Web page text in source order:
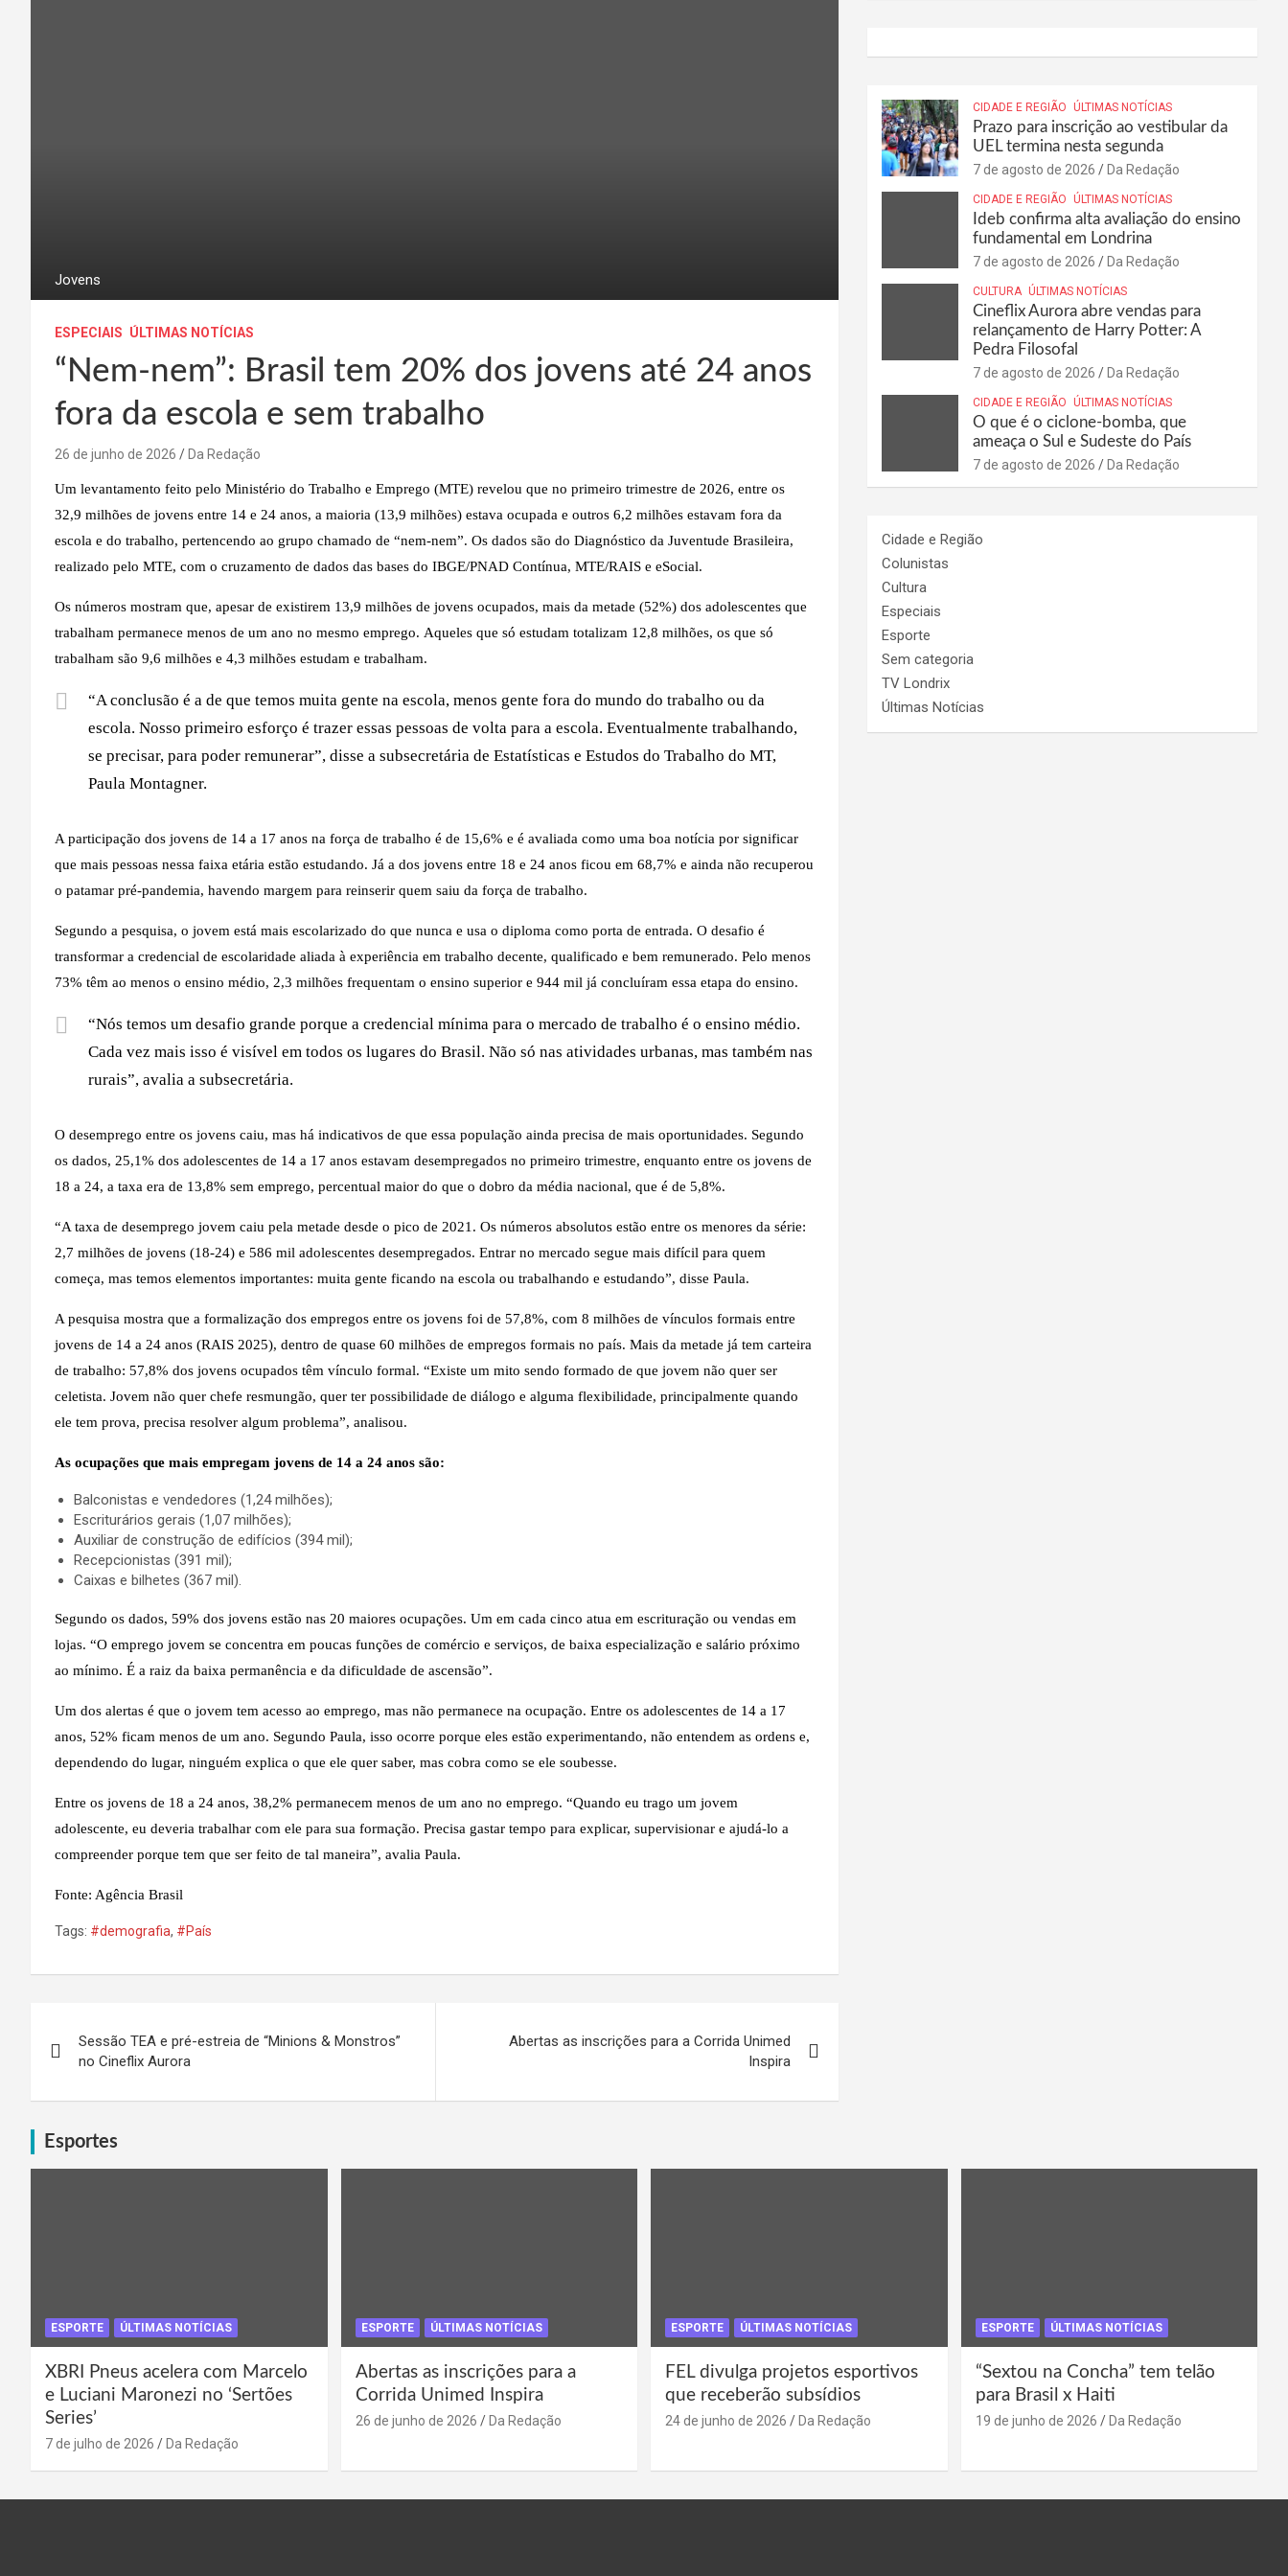
Jovens
ESPECIAIS ÚLTIMAS NOTÍCIAS
“Nem-nem”: Brasil tem 20% dos jovens até 24 anos
fora da escola e sem trabalho
26 de junho de 2026 Da Redação
Um levantamento feito pelo Ministério do Trabalho e Emprego (MTE) revelou que no primeiro trimestre de 2026, entre os
32,9 milhões de jovens entre 14 e 24 anos, a maioria (13,9 milhões) estava ocupada e outros 6,2 milhões estavam fora da
escola e do trabalho, pertencendo ao grupo chamado de “nem-nem”. Os dados são do Diagnóstico da Juventude Brasileira,
realizado pelo MTE, com o cruzamento de dados das bases do IBGE/PNAD Contínua, MTE/RAIS e eSocial.
Os números mostram que, apesar de existirem 13,9 milhões de jovens ocupados, mais da metade (52%) dos adolescentes que
trabalham permanece menos de um ano no mesmo emprego. Aqueles que só estudam totalizam 12,8 milhões, os que só
trabalham são 9,6 milhões e 4,3 milhões estudam e trabalham.
“A conclusão é a de que temos muita gente na escola, menos gente fora do mundo do trabalho ou da
escola. Nosso primeiro esforço é trazer essas pessoas de volta para a escola. Eventualmente trabalhando,
se precisar, para poder remunerar”, disse a subsecretária de Estatísticas e Estudos do Trabalho do MT,
Paula Montagner.
A participação dos jovens de 14 a 17 anos na força de trabalho é de 15,6% e é avaliada como uma boa notícia por significar
que mais pessoas nessa faixa etária estão estudando. Já a dos jovens entre 18 e 24 anos ficou em 68,7% e ainda não recuperou
o patamar pré-pandemia, havendo margem para reinserir quem saiu da força de trabalho.
Segundo a pesquisa, o jovem está mais escolarizado do que nunca e usa o diploma como porta de entrada. O desafio é
transformar a credencial de escolaridade aliada à experiência em trabalho decente, qualificado e bem remunerado. Pelo menos
73% têm ao menos o ensino médio, 2,3 milhões frequentam o ensino superior e 944 mil já concluíram essa etapa do ensino.
“Nós temos um desafio grande porque a credencial mínima para o mercado de trabalho é o ensino médio.
Cada vez mais isso é visível em todos os lugares do Brasil. Não só nas atividades urbanas, mas também nas
rurais”, avalia a subsecretária.
O desemprego entre os jovens caiu, mas há indicativos de que essa população ainda precisa de mais oportunidades. Segundo
os dados, 25,1% dos adolescentes de 14 a 17 anos estavam desempregados no primeiro trimestre, enquanto entre os jovens de
18 a 24, a taxa era de 13,8% sem emprego, percentual maior do que o dobro da média nacional, que é de 5,8%.
“A taxa de desemprego jovem caiu pela metade desde o pico de 2021. Os números absolutos estão entre os menores da série:
2,7 milhões de jovens (18-24) e 586 mil adolescentes desempregados. Entrar no mercado segue mais difícil para quem
começa, mas temos elementos importantes: muita gente ficando na escola ou trabalhando e estudando”, disse Paula.
A pesquisa mostra que a formalização dos empregos entre os jovens foi de 57,8%, com 8 milhões de vínculos formais entre
jovens de 14 a 24 anos (RAIS 2025), dentro de quase 60 milhões de empregos formais no país. Mais da metade já tem carteira
de trabalho: 57,8% dos jovens ocupados têm vínculo formal. “Existe um mito sendo formado de que jovem não quer ser
celetista. Jovem não quer chefe resmungão, quer ter possibilidade de diálogo e alguma flexibilidade, principalmente quando
ele tem prova, precisa resolver algum problema”, analisou.
As ocupações que mais empregam jovens de 14 a 24 anos são:
Balconistas e vendedores (1,24 milhões);
Escriturários gerais (1,07 milhões);
Auxiliar de construção de edifícios (394 mil);
Recepcionistas (391 mil);
Caixas e bilhetes (367 mil).
Segundo os dados, 59% dos jovens estão nas 20 maiores ocupações. Um em cada cinco atua em escrituração ou vendas em
lojas. “O emprego jovem se concentra em poucas funções de comércio e serviços, de baixa especialização e salário próximo
ao mínimo. É a raiz da baixa permanência e da dificuldade de ascensão”.
Um dos alertas é que o jovem tem acesso ao emprego, mas não permanece na ocupação. Entre os adolescentes de 14 a 17
anos, 52% ficam menos de um ano. Segundo Paula, isso ocorre porque eles estão experimentando, não entendem as ordens e,
dependendo do lugar, ninguém explica o que ele quer saber, mas cobra como se ele soubesse.
Entre os jovens de 18 a 24 anos, 38,2% permanecem menos de um ano no emprego. “Quando eu trago um jovem
adolescente, eu deveria trabalhar com ele para sua formação. Precisa gastar tempo para explicar, supervisionar e ajudá-lo a
compreender porque tem que ser feito de tal maneira”, avalia Paula.
Fonte: Agência Brasil
Tags: #demografia, #País
de
Post
Sessão TEA e pré-estreia de “Minions & Monstros”
no Cineflix Aurora
Abertas as inscrições para a Corrida Unimed
Inspira
CIDADE E REGIÃO ÚLTIMAS NOTÍCIAS
Prazo para inscrição ao vestibular da
UEL termina nesta segunda
7 de agosto de 2026 Da Redação
CIDADE E REGIÃO ÚLTIMAS NOTÍCIAS
Ideb confirma alta avaliação do ensino
fundamental em Londrina
7 de agosto de 2026 Da Redação
CULTURA ÚLTIMAS NOTÍCIAS
Cineflix Aurora abre vendas para
relançamento de Harry Potter: A
Pedra Filosofal
7 de agosto de 2026 Da Redação
CIDADE E REGIÃO ÚLTIMAS NOTÍCIAS
O que é o ciclone-bomba, que
ameaça o Sul e Sudeste do País
7 de agosto de 2026 Da Redação
Cidade e Região
Colunistas
Cultura
Especiais
Esporte
Sem categoria
TV Londrix
Últimas Notícias
Esportes
ESPORTE ÚLTIMAS NOTÍCIAS
XBRI Pneus acelera com Marcelo
e Luciani Maronezi no ‘Sertões
Series’
7 de julho de 2026 Da Redação
ESPORTE ÚLTIMAS NOTÍCIAS
Abertas as inscrições para a
Corrida Unimed Inspira
26 de junho de 2026 Da Redação
ESPORTE ÚLTIMAS NOTÍCIAS
FEL divulga projetos esportivos
que receberão subsídios
24 de junho de 2026 Da Redação
ESPORTE ÚLTIMAS NOTÍCIAS
“Sextou na Concha” tem telão
para Brasil x Haiti
19 de junho de 2026 Da Redação